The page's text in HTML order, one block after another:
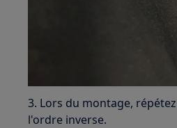
3. Lors du montage,
l'ordre inverse.